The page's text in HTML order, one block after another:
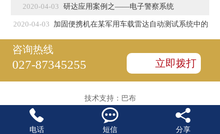
2020-04-03 研达应用案例之——电子警察系统
2020-04-03 加固便携机在某军用车载雷达自动测试系统中的
咨询热线
027-87345255 立即拨打
技术支持： 巴布

电话

短信

分享